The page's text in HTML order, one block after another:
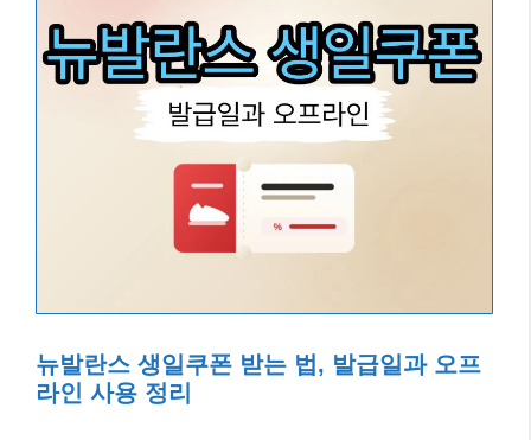
뉴발란스 생일쿠폰 받는 법, 발급일과 오프
라인 사용 정리